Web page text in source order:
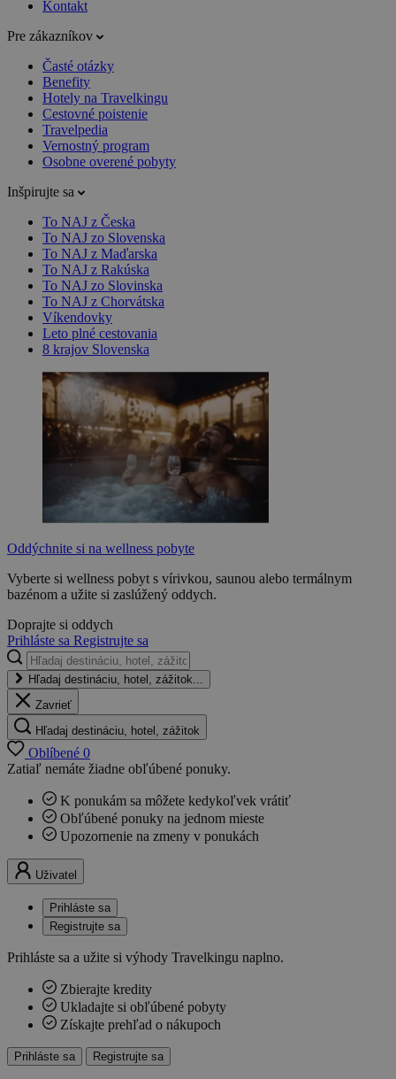
Kontakt
Pre zákazníkov
Časté otázky
Benefity
Hotely na Travelkingu
Cestovné poistenie
Travelpedia
Vernostný program
Osobne overené pobyty
Inšpirujte sa
To NAJ z Česka
To NAJ zo Slovenska
To NAJ z Maďarska
To NAJ z Rakúska
To NAJ zo Slovinska
To NAJ z Chorvátska
Víkendovky
Leto plné cestovania
8 krajov Slovenska
Oddýchnite si na wellness pobyte
Vyberte si wellness pobyt s vírivkou, saunou alebo termálnym
bazénom a užite si zaslúžený oddych.
Doprajte si oddych
Prihláste sa Registrujte sa
Hľadaj destináciu, hotel, zážitok...
Zavrieť
Hľadaj destináciu, hotel, zážitok
Oblíbené 0
Zatiaľ nemáte žiadne obľúbené ponuky.
K ponukám sa môžete kedykoľvek vrátiť
Obľúbené ponuky na jednom mieste
Upozornenie na zmeny v ponukách
Uživatel
Prihláste sa
Registrujte sa
Prihláste sa a užite si výhody Travelkingu naplno.
Zbierajte kredity
Ukladajte si obľúbené pobyty
Získajte prehľad o nákupoch
Prihláste sa Registrujte sa